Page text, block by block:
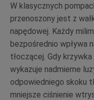
W klasycznych
przenoszony jest z
napędowej. Każdy
bezpośrednio wpływa
tłoczącej. Gdy
wykazuje nadmierne
odpowiedniego skoku
mniejsze ciśnienie